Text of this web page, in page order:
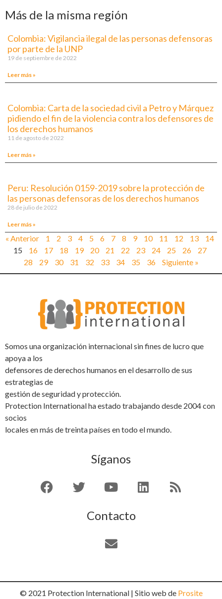
Más de la misma región
Colombia: Vigilancia ilegal de las personas defensoras
por parte de la UNP
19 de septiembre de 2022
Leer más »
Colombia: Carta de la sociedad civil a Petro y Márquez
pidiendo el fin de la violencia contra los defensores de
los derechos humanos
11 de agosto de 2022
Leer más »
Peru: Resolución 0159-2019 sobre la protección de
las personas defensoras de los derechos humanos
28 de julio de 2022
Leer más »
« Anterior 1 2 3 4 5 6 7 8 9 10 11 12 13
14
15
16 17 18 19 20 21 22 23 24 25 26
27
28
29 30 31 32 33 34 35 36 Siguiente »
Somos una organización internacional sin fines de lucro que
apoya a los
defensores de derechos humanos en el desarrollo de sus
estrategias de
gestión de seguridad y protección.
Protection International ha estado trabajando desde 2004 con
socios
locales en más de treinta países en todo el mundo.
Síganos
Contacto
© 2021 Protection International | Sitio web de Prosite